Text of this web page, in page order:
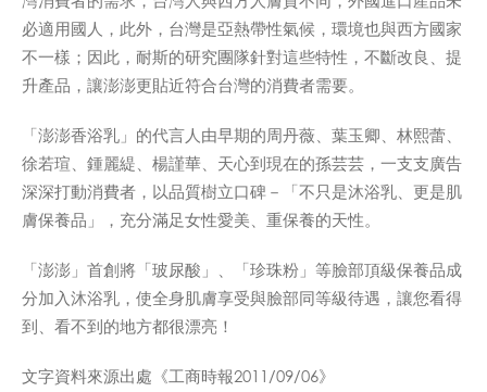
必適用國人，此外，台灣是亞熱帶性氣候，環境也與西方國家
不一樣；因此，耐斯的研究團隊針對這些特性，不斷改良、提
升產品，讓澎澎更貼近符合台灣的消費者需要。
「澎澎香浴乳」的代言人由早期的周丹薇、葉玉卿、林熙蕾、
徐若瑄、鍾麗緹、楊謹華、天心到現在的孫芸芸，一支支廣告
深深打動消費者，以品質樹立口碑－「不只是沐浴乳、更是肌
膚保養品」，充分滿足女性愛美、重保養的天性。
「澎澎」首創將「玻尿酸」、「珍珠粉」等臉部頂級保養品成
分加入沐浴乳，使全身肌膚享受與臉部同等級待遇，讓您看得
到、看不到的地方都很漂亮！
文字資料來源出處《工商時報2011/09/06》